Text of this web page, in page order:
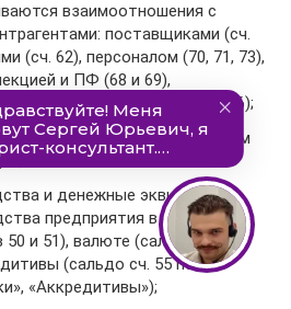
взаимоотношения с
поставщиками (сч.
(сч. 62), персоналом (70, 71, 73),
и ПФ (68 и 69),
прочими контрагентами (76);
(1240): вложения сроком
и денежные эквиваленты
предприятия в рублях
50 и 51), валюте (сальдо счета
(сальдо сч. 55 по
«Аккредитивы»);